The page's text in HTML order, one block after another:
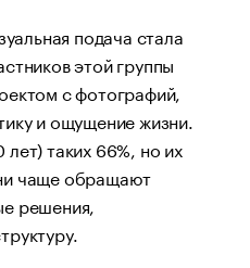
подача стала
этой группы
с фотографий,
и ощущение жизни.
таких 66%, но их
чаще обращают
решения,